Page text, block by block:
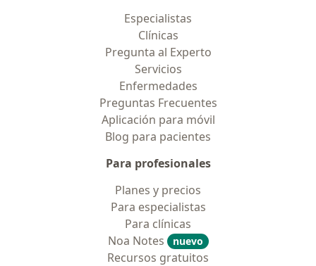
Especialistas
Clínicas
Pregunta al Experto
Servicios
Enfermedades
Preguntas Frecuentes
Aplicación para móvil
Blog para pacientes
Para profesionales
Planes y precios
Para especialistas
Para clínicas
Noa Notes
nuevo
Recursos gratuitos